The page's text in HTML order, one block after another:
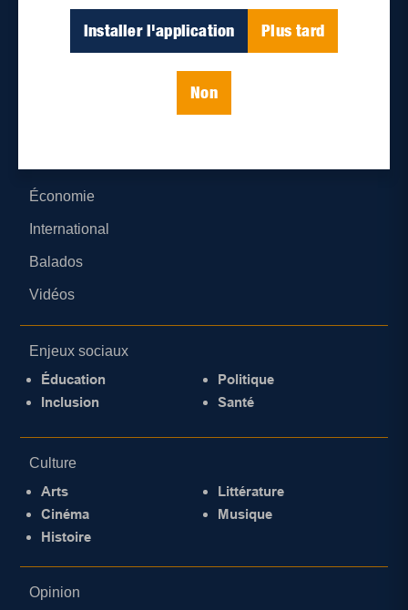
Installer l'application Plus tard
Non
Économie
International
Balados
Vidéos
Enjeux sociaux
Éducation
Inclusion
Politique
Santé
Culture
Arts
Cinéma
Histoire
Littérature
Musique
Opinion